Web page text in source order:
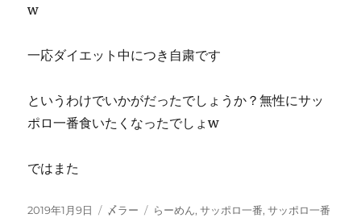
w
一応ダイエット中につき自粛です
というわけでいかがだったでしょうか？無性にサッ
ポロ一番食いたくなったでしょw
ではまた
投
2019年1月9日
カ
〆ラー
タ
らーめん,サッポロ一番,サッポロ一番